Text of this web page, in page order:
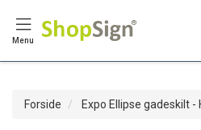
Menu
Forside Expo Ellipse gadeskilt -